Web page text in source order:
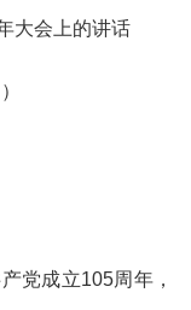
大会上的讲话
党成立105周年，